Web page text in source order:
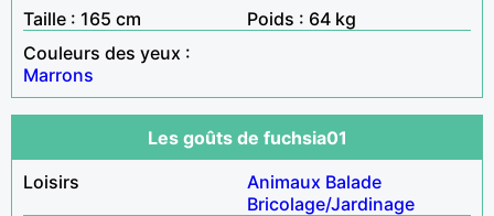
Taille : 165 cm
Poids : 64 kg
Couleurs des yeux :
Marrons
Les goûts de fuchsia01
Loisirs
Animaux Balade
Bricolage/Jardinage